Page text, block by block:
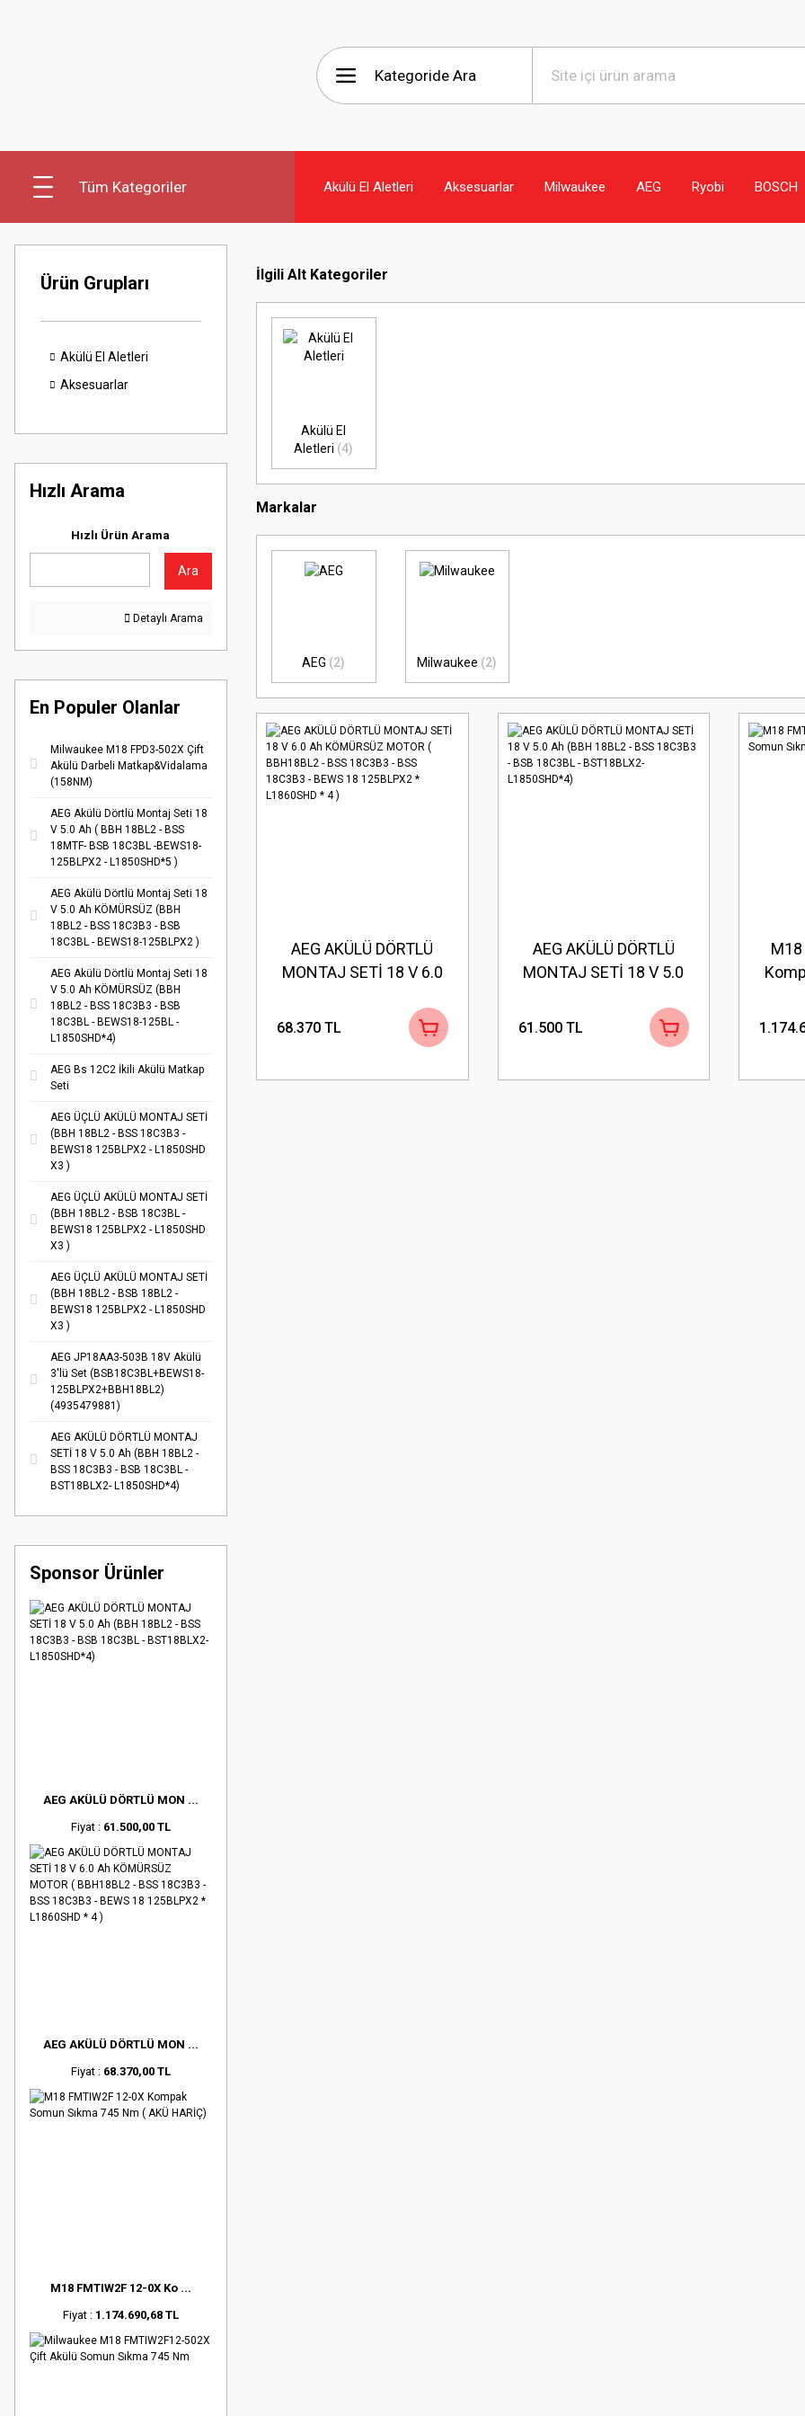
Tüm Kategoriler Akülü El Aletleri Aksesuarlar Milwaukee AEG Ryobi BOSCH
Ürün Grupları
Akülü El Aletleri
Aksesuarlar
Hızlı Arama
Hızlı Ürün Arama
Ara
Detaylı Arama
En Populer Olanlar
Milwaukee M18 FPD3-502X Çift
Akülü Darbeli Matkap&Vidalama
(158NM)
AEG Akülü Dörtlü Montaj Seti 18
V 5.0 Ah ( BBH 18BL2 - BSS
18MTF- BSB 18C3BL -BEWS18-
125BLPX2 - L1850SHD*5 )
AEG Akülü Dörtlü Montaj Seti 18
V 5.0 Ah KÖMÜRSÜZ (BBH
18BL2 - BSS 18C3B3 - BSB
18C3BL - BEWS18-125BLPX2 )
AEG Akülü Dörtlü Montaj Seti 18
V 5.0 Ah KÖMÜRSÜZ (BBH
18BL2 - BSS 18C3B3 - BSB
18C3BL - BEWS18-125BL -
L1850SHD*4)
AEG Bs 12C2 İkili Akülü Matkap
Seti
AEG ÜÇLÜ AKÜLÜ MONTAJ SETİ
(BBH 18BL2 - BSS 18C3B3 -
BEWS18 125BLPX2 - L1850SHD
X3 )
AEG ÜÇLÜ AKÜLÜ MONTAJ SETİ
(BBH 18BL2 - BSB 18C3BL -
BEWS18 125BLPX2 - L1850SHD
X3 )
AEG ÜÇLÜ AKÜLÜ MONTAJ SETİ
(BBH 18BL2 - BSB 18BL2 -
BEWS18 125BLPX2 - L1850SHD
X3 )
AEG JP18AA3-503B 18V Akülü
3'lü Set (BSB18C3BL+BEWS18-
125BLPX2+BBH18BL2)
(4935479881)
AEG AKÜLÜ DÖRTLÜ MONTAJ
SETİ 18 V 5.0 Ah (BBH 18BL2 -
BSS 18C3B3 - BSB 18C3BL -
BST18BLX2- L1850SHD*4)
Sponsor Ürünler
AEG AKÜLÜ DÖRTLÜ MON ...
Fiyat : 61.500,00 TL
AEG AKÜLÜ DÖRTLÜ MON ...
Fiyat : 68.370,00 TL
M18 FMTIW2F 12-0X Ko ...
Fiyat : 1.174.690,68 TL
İlgili Alt Kategoriler
Akülü El
Aletleri (4)
Markalar
AEG (2) Milwaukee (2)
AEG AKÜLÜ DÖRTLÜ
MONTAJ SETİ 18 V 6.0
( BBH18BL2 - BSS
18C3B3 - BSS 18C3B3 -
68.370 TL
AEG AKÜLÜ DÖRTLÜ
MONTAJ SETİ 18 V 5.0
18C3B3 - BSB 18C3BL -
61.500 TL